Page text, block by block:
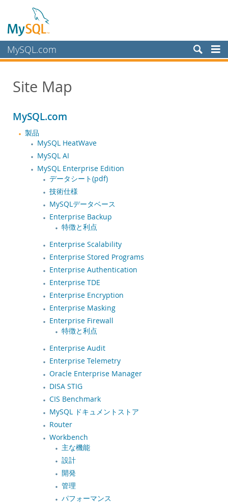
MySQL.com
サービス
お客様
MySQL を選ぶ理由
ニュース & イベント
ご購入方法
ダウンロード
ドキュメント
デベロッパー ゾーン
Site Map
MySQL.com
製品
MySQL HeatWave
MySQL AI
MySQL Enterprise Edition
データシート(pdf)
技術仕様
MySQLデータベース
Enterprise Backup
特徴と利点
Enterprise Scalability
Enterprise Stored Programs
Enterprise Authentication
Enterprise TDE
Enterprise Encryption
Enterprise Masking
Enterprise Firewall
特徴と利点
Enterprise Audit
Enterprise Telemetry
Oracle Enterprise Manager
DISA STIG
CIS Benchmark
MySQL ドキュメントストア
Router
Workbench
主な機能
設計
開発
管理
パフォーマンス